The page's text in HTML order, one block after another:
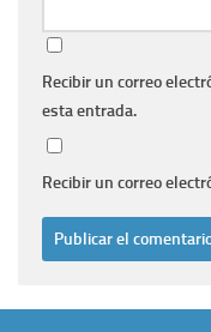
Recibir un correo
esta entrada.
Recibir un correo